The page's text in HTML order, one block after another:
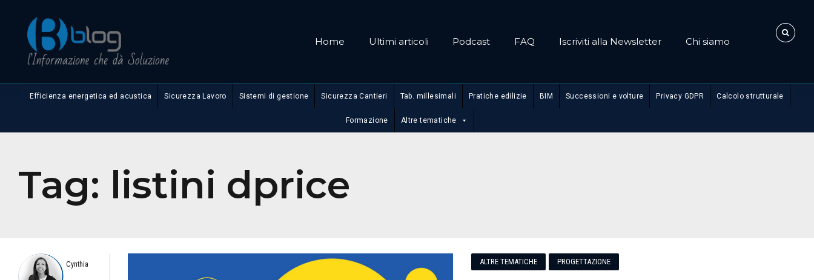
Home Ultimi articoli Podcast FAQ Iscriviti alla Newsletter Chi siamo
Efficienza energetica ed acustica Sicurezza Lavoro Sistemi di gestione Sicurezza Cantieri Tab. millesimali Pratiche edilizie BIM Successioni e volture Privacy GDPR Calcolo strutturale
Formazione Altre tematiche
Tag: listini dprice
Cynthia ALTRE TEMATICHE PROGETTAZIONE